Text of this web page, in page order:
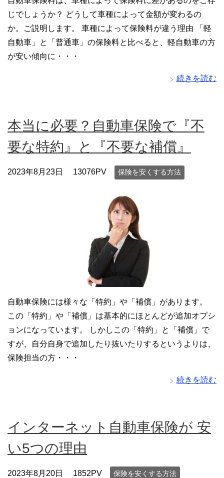
じでしょうか？ どうして車種によって金額が変わるの
か。ご説明します。 車種によって保険料が違う理由 「軽
自動車」と「普通車」の保険料と比べると、軽自動車の方
が安い傾向に・・・
続きを読む
本当に必要？自動車保険で『不
要な特約』と『不要な補償』
2023年8月23日 13076PV 保険を安くする方法
自動車保険には様々な「特約」や「補償」があります。
この「特約」や「補償」は基本的にほとんどが追加オプシ
ョンになっています。 しかしこの「特約」と「補償」で
すが、自分自身で追加したり抜いたりするというよりは、
保険担当の方・・・
続きを読む
インターネット自動車保険が 安
い5つの理由
2023年8月20日 1852PV 保険を安くする方法